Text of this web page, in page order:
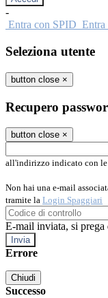
-
Entra con SPID Entra
Seleziona utente
button close ×
Recupero
button close ×
all'indirizzo indicato con le
Non hai una e-mail
tramite la Login Spaggiari
E-mail inviata, si prega
Errore
Chiudi
Successo